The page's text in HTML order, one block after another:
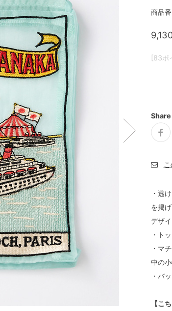
商品
[83ポ
Share
・透
を掲
デザ
・ト
・マ
中の
・バ
【こ